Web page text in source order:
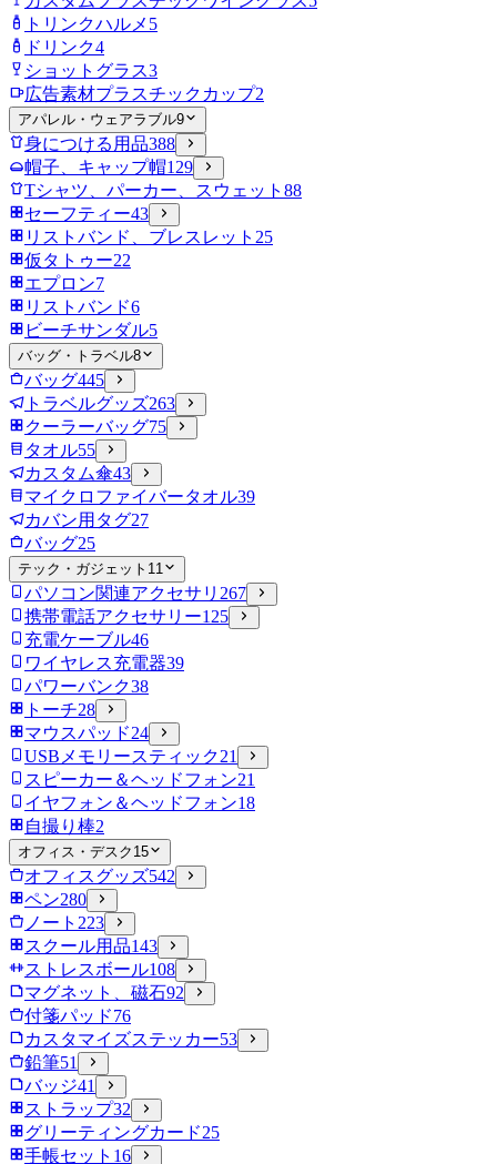
トリンクハルメ 5
ドリンク4
ショットグラス3
広告素材プラスチックカップ2
アパレル・ウェアラブル9
身につける用品388
帽子、キャップ帽129
Tシャツ、パーカー、スウェット 88
セーフティー43
リストバンド、ブレスレット 25
仮タトゥー22
エプロン7
リストバンド6
ビーチサンダル5
バッグ・トラベル8
バッグ445
トラベルグッズ263
クーラーバッグ75
タオル55
カスタム傘43
マイクロファイバータオル39
カバン用タグ27
バッグ25
テック・ガジェット 11
パソコン関連アクセサリ 267
携帯電話アクセサリー125
充電ケーブル46
ワイヤレス充電器39
パワーバンク38
トーチ28
マウスパッド24
USBメモリースティック21
スピーカー＆ヘッドフォン21
イヤフォン＆ヘッドフォン18
自撮り棒2
オフィス・デスク 15
オフィスグッズ542
ペン280
ノート 223
スクール用品143
ストレスボール108
マグネット、磁石92
付箋パッド76
カスタマイズステッカー53
鉛筆51
バッジ41
ストラップ32
グリーティングカード25
手帳セット 16